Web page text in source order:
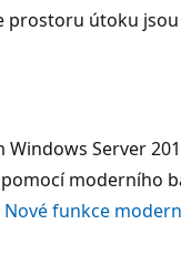
prostoru útoku
Server
moderního
Nové funkce